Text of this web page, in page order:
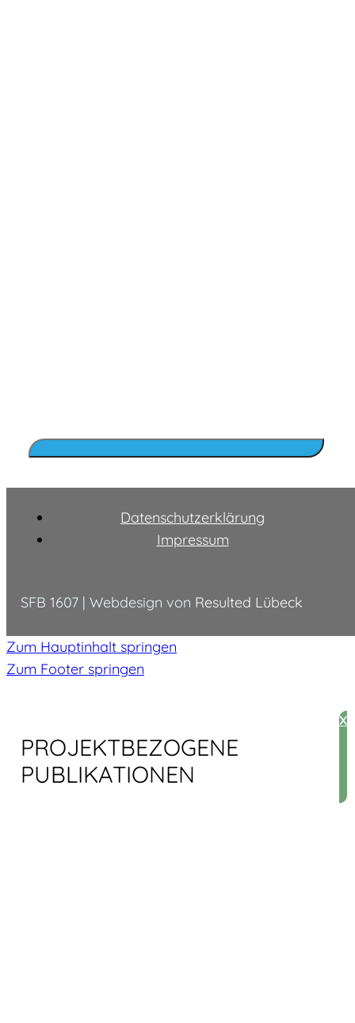
Zum Hauptinhalt springen
Zum Footer springen
Datenschutzerklärung
Impressum
SFB 1607 | Webdesign von Resulted Lübeck
PROJEKT­BEZOGENE
PUBLIKATIONEN
X